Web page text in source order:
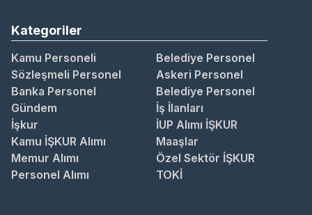
Kategoriler
Kamu Personeli
Belediye Personel
Sözleşmeli Personel
Askeri Personel
Banka Personel
Belediye Personel
Gündem
İş İlanları
İşkur
İUP Alımı İŞKUR
Kamu İŞKUR Alımı
Maaşlar
Memur Alımı
Özel Sektör İŞKUR
Personel Alımı
TOKİ